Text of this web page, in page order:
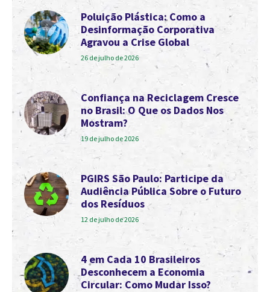
Poluição Plástica: Como a
Desinformação Corporativa
Agravou a Crise Global
26 de julho de 2026
Confiança na Reciclagem Cresce
no Brasil: O Que os Dados Nos
Mostram?
19 de julho de 2026
PGIRS São Paulo: Participe da
Audiência Pública Sobre o Futuro
dos Resíduos
12 de julho de 2026
4 em Cada 10 Brasileiros
Desconhecem a Economia
Circular: Como Mudar Isso?